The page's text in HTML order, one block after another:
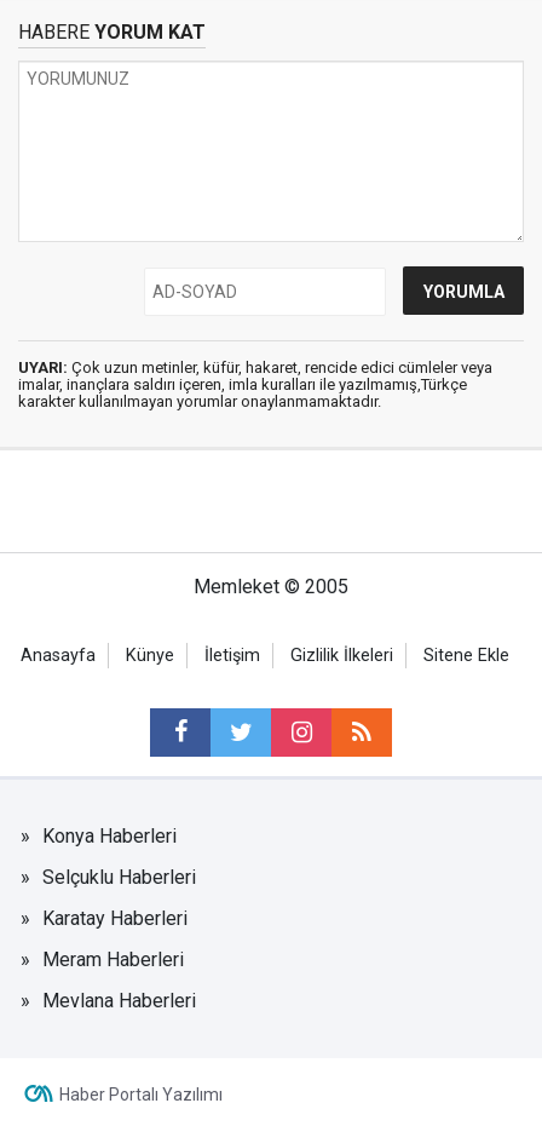
HABERE YORUM KAT
UYARI: Çok uzun metinler, küfür, hakaret, rencide edici cümleler veya
imalar, inançlara saldırı içeren, imla kuralları ile yazılmamış,Türkçe
karakter kullanılmayan yorumlar onaylanmamaktadır.
Memleket © 2005
Anasayfa Künye İletişim Gizlilik İlkeleri Sitene Ekle
Konya Haberleri
Selçuklu Haberleri
Karatay Haberleri
Meram Haberleri
Mevlana Haberleri
Haber Portalı Yazılımı